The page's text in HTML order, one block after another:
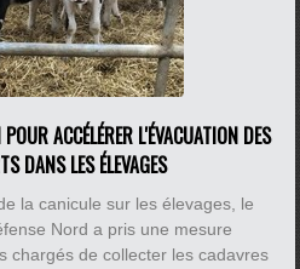
ACCÉLÉRER L'ÉVACUATION DES
DANS LES ÉLEVAGES
la canicule sur les élevages, le
Nord a pris une mesure
chargés de collecter les cadavres